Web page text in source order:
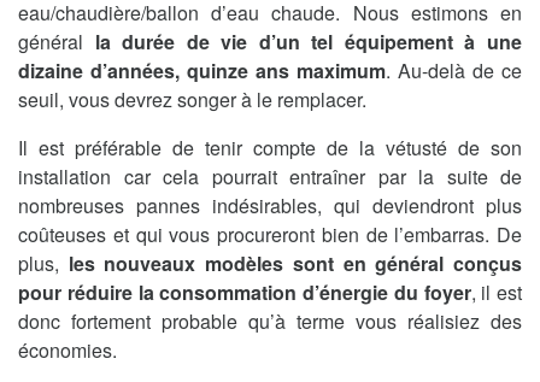
eau/chaudière/ballon d’eau chaude. Nous estimons en
général la durée de vie d’un tel équipement à une
dizaine d’années, quinze ans maximum. Au-delà de ce
seuil, vous devrez songer à le remplacer.
Il est préférable de tenir compte de la vétusté de son
installation car cela pourrait entraîner par la suite de
nombreuses pannes indésirables, qui deviendront plus
coûteuses et qui vous procureront bien de l’embarras. De
plus, les nouveaux modèles sont en général conçus
pour réduire la consommation d’énergie du foyer, il est
donc fortement probable qu’à terme vous réalisiez des
économies.